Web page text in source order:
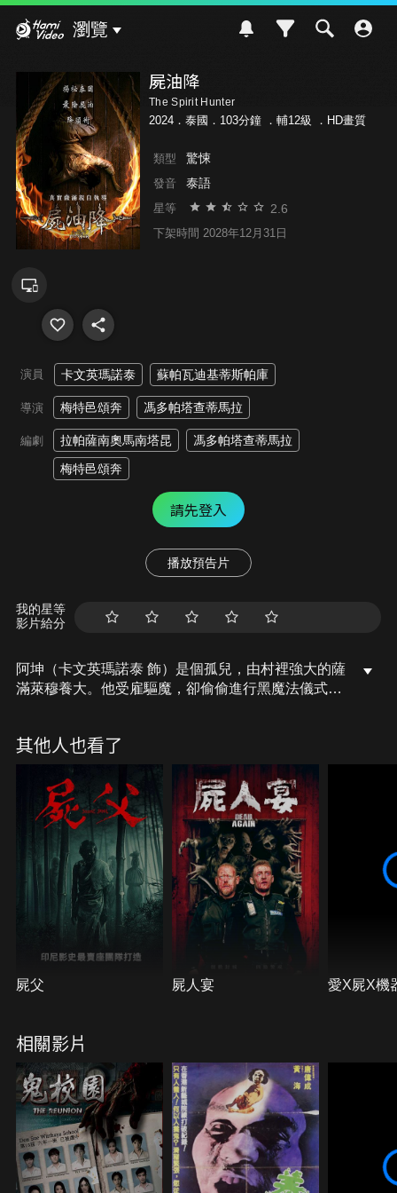
瀏覽
屍油降
The Spirit Hunter
2024．泰國．103分鐘 ． 輔12級 ．HD畫質
類型 驚悚
發音 泰語
星等 2.6
下架時間 2028年12月31日
演員 卡文英瑪諾泰 蘇帕瓦迪基蒂斯帕庫
導演 梅特邑頌奔 馮多帕塔查蒂馬拉
編劇 拉帕薩南奧馬南塔昆
馮多帕塔查蒂馬拉
梅特邑頌奔
請先登入
播放預告片
我的星等
影片給分
阿坤（卡文英瑪諾泰 飾）是個孤兒，由村裡強大的薩
滿萊穆養大。他受雇驅魔，卻偷偷進行黑魔法儀式，
能否以所學和信仰幫助自己和身邊的人死裡逃生？
其他人也看了
屍父 屍人宴 愛X屍X機
相關影片